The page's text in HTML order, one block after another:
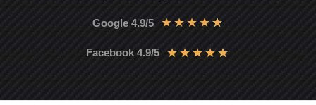
Google 4.9/5 ★ ★ ★ ★ ★
Facebook 4.9/5 ★ ★★ ★ ★